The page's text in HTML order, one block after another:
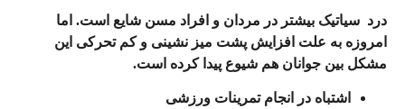
درد سیاتیک بیشتر درمردان و افراد مسنشایع است. اما
امروزه به علت افزایش پشت میز نشینی و کم تحرکی این
مشکل بینجوانانهم شیوع پیدا کرده است.
اشتباه در انجام تمرینات ورزشی